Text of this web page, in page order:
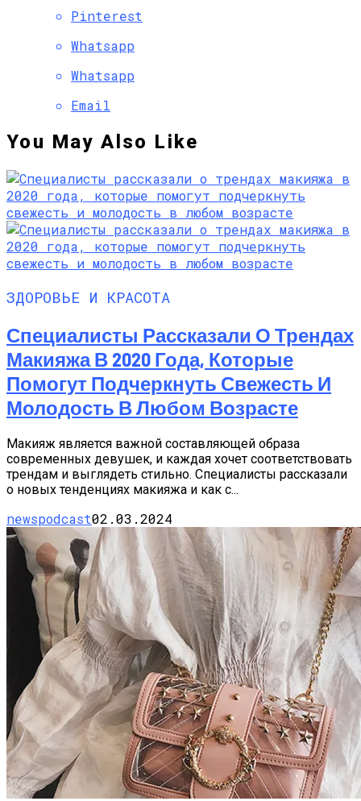
Pinterest
Whatsapp
Whatsapp
Email
You May Also Like
ЗДОРОВЬЕ И КРАСОТА
Специалисты Рассказали О Трендах
Макияжа В 2020 Года, Которые
Помогут Подчеркнуть Свежесть И
Молодость В Любом Возрасте
Макияж является важной составляющей образа
современных девушек, и каждая хочет соответствовать
трендам и выглядеть стильно. Специалисты рассказали
о новых тенденциях макияжа и как с...
newspodcast02.03.2024